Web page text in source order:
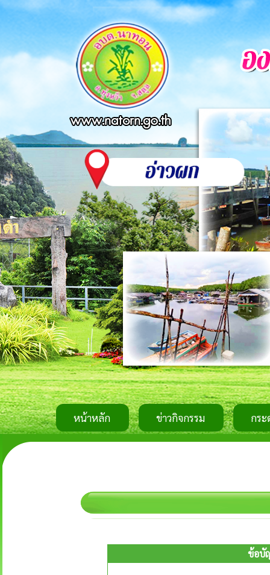
หน้าหลัก ข่าวกิจกรรม กร
ข้อบั